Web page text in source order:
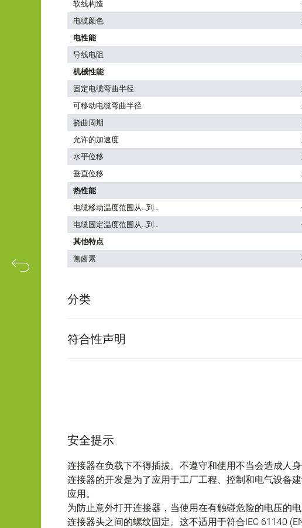
软线构造
电缆颜色
电性能
导线电阻
机械性能
固定电缆弯曲半径
可移动电缆弯曲半径
挠曲周期
允许的加速度
水平位移
垂直位移
热性能
电缆移动温度范围从…到…
电缆固定温度范围从…到…
其他特点
無鹵素
分类
符合性声明
安全提示
连接器在负载下不得插拔。不遵守和使用不当会造成人身
连接器的开发是为了应用于工厂工程、控制和电气设备
应用。
为防止意外打开连接器，当使用在有触碰危险的电压的
连接器头之间的螺纹固定。这不适用于符合IEC 61140